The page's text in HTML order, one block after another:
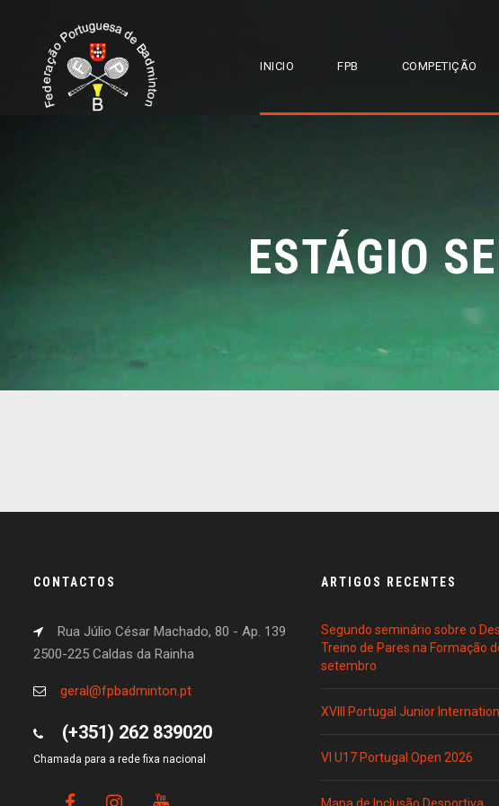
INICIO FPB COMPETIÇÃO
ESTÁGIO
CONTACTOS
Rua Júlio César Machado, 80 - Ap. 139
2500-225 Caldas da Rainha
geral@fpbadminton.pt
(+351) 262 839020
Chamada para a rede fixa nacional
ARTIGOS RECENTES
Segundo seminário sobre o
Treino de Pares na Formação
setembro
XVIII Portugal Junior
VI U17 Portugal Open 2026